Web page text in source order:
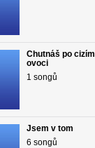
Chutnáš po cizím
ovoci
1 songů
Jsem v tom
6 songů